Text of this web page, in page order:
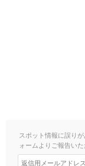
スポット情報に誤り
ォームよりご報告いた